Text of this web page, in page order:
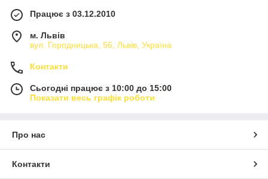
Працює з 03.12.2010
м. Львів
вул. Городницька, 56, Львів, Україна
Контакти
Сьогодні працює з 10:00 до 15:00
Показати весь графік роботи
Про нас
Контакти